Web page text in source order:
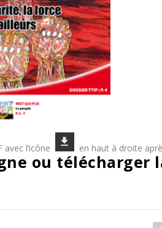
l’icône en haut à droite
ou télécharger